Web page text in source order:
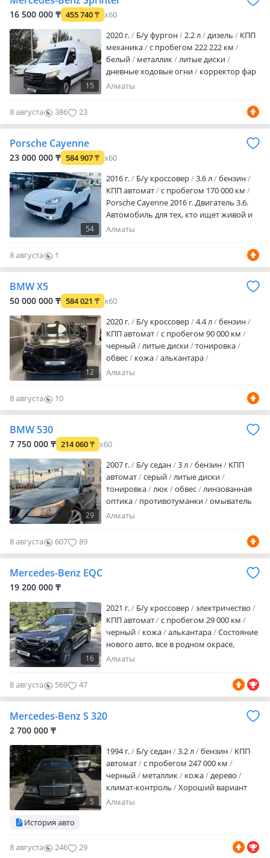
заднего вида
техосмотр пройден
Продаем…
16 500 000 ₸ 455 740₸ x60
15
2020 г. Б/у фургон 2.2 л дизель
КПП
механика
с пробегом 222 222 км
белый
металлик
литые диски
дневные ходовые огни
корректор фар
велюр
бортовой
свежепригнан свежедоставлен налог
вложений не требует
возили только легкие товары я первый
хозяин в Кз, об…
Алматы
8 августа 386 23
Porsche Cayenne
23 000 000 ₸ 584 907₸ x60
54
2016 г. Б/у кроссовер 3.6 л
бензин
КПП автомат
с пробегом 170 000 км
Porsche Cayenne 2016 г. Двигатель 3.6.
Автомобиль для тех, кто ищет живой и
ухоженный Cayenne без вложений.
комплектация. Редкий и эффектный
черным пакетом элементов экстерьера.
Сал…
Алматы
8 августа
1
0
BMW X5
50 000 000 ₸ 584 021 ₸ x60
12
2020 г. Б/у кроссовер 4.4 л
бензин
КПП автомат
с пробегом 90 000 км
черный
литые диски
тонировка
обвес
кожа
алькантара
аудиосистема
электропакет центрозамок климат-
бортовой
компьютер
сидений подогрев задних сидений
вентиляция сидений памя…
Алматы
8 августа
10
0
BMW 530
7 750 000 ₸ 214 060₸ x60
29
2007 г. Б/у седан 3 л бензин
КПП
автомат
серый
литые диски
тонировка
люк обвес
линзованная
оптика
противотуманки
омыватель
фар кожа
климат-контроль
сидений память руля налог уплачен
собран на М 5. Свежеокрашенный
неделю н…
Алматы
8 августа 607 89
Mercedes-Benz EQC
19 200 000 ₸
16
2021 г. Б/у кроссовер
электричество
КПП автомат
с пробегом 29 000 км
черный
кожа алькантара
Состояние
нового авто, все в родном окрасе,
любые проверки, 2 ключа, зимние
Алматы
8 августа 569 47
Mercedes-Benz S 320
2 700 000 ₸
5
1994 г. Б/у седан 3.2 л бензин
КПП
автомат
с пробегом 247 000 км
черный
металлик кожа
дерево
климат-контроль
Хороший вариант
под проект. Стоят ещё родные
Алматы
История авто
8 августа 246 29